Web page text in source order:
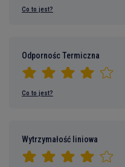
Co to jest?
Odpornośc Termiczna
Co to jest?
Wytrzymałość liniowa